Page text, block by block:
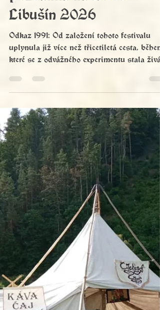
2026
Pozvánka na Bitvu
Libušín 2026
Odkaz 1991: Od založení tohoto festivalu
uplynula již více než třicetiletá cesta, během
33. ročník bitvy a program bude opět
jedinečný!